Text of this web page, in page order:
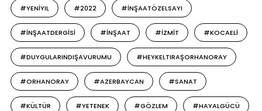
#YENIYIL #2022 #INŞAATÖZELSAYI
#INŞAATDERGISI #INŞAAT #IZMIT #KOCAELI
#DUYGULARINDIŞAVURUMU #HEYKELTIRAŞORHANORAY
#ORHANORAY #AZERBAYCAN #SANAT
#KÜLTÜR #YETENEK #GÖZLEM #HAYALGÜCÜ